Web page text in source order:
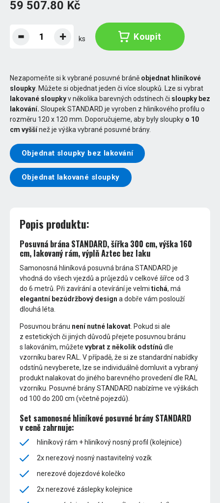
59 507.80 Kč
ks Koupit
Nezapomeňte si k vybrané posuvné bráně objednat hliníkové
sloupky . Můžete si objednat jeden či více sloupků. Lze si vybrat
lakované sloupkyv několika barevných odstínech či sloupky bez
lakování. Sloupek STANDARD je vyroben z hliníkového profilu o
rozměru 120 x 120 mm. Doporučujeme, aby byly sloupky o 10
cm vyššínež je výška vybrané posuvné brány.
Objednat sloupky bez lakování
Objednat lakované sloupky
Popis produktu:
Posuvná brána STANDARD, šířka 300 cm, výška 160
cm, lakovaný rám, výplň Aztec bez laku
Samonosná hliníková posuvná brána STANDARD je
vhodná do všech vjezdů a průjezdů v celkové šířce od 3
do 6 metrů. Při zavírání a otevírání je velmitichá, má
elegantní bezúdržbový design a dobře vám poslouží
dlouhá léta.
Posuvnou bránu není nutné lakovat. Pokud si ale
z estetických či jiných důvodů přejete posuvnou bránu
s lakováním, můžetevybrat z několik odstínůdle
vzorníku barev RAL. V případě, že si ze standardní nabídky
odstínů nevyberete, lze se individuálně domluvit a vybraný
produkt nalakovat do jiného barevného provedení dle RAL
vzorníku. Posuvné brány STANDARD nabízíme ve výškách
od 100 do 200 cm (včetně pojezdů).
Set samonosné hliníkové posuvné brány STANDARD
v ceně zahrnuje:
hliníkový rám + hliníkový nosný profil (kolejnice)
2x nerezový nosný nastavitelný vozík
nerezové dojezdové kolečko
2x nerezové záslepky kolejnice